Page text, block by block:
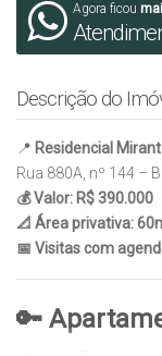
Agora ficou
Descrição do
📍 Residencial
Rua 880A, nº 144 –
💰 Valor: R$ 390.000
📐 Área privativa:
📅 Visitas com
🔑